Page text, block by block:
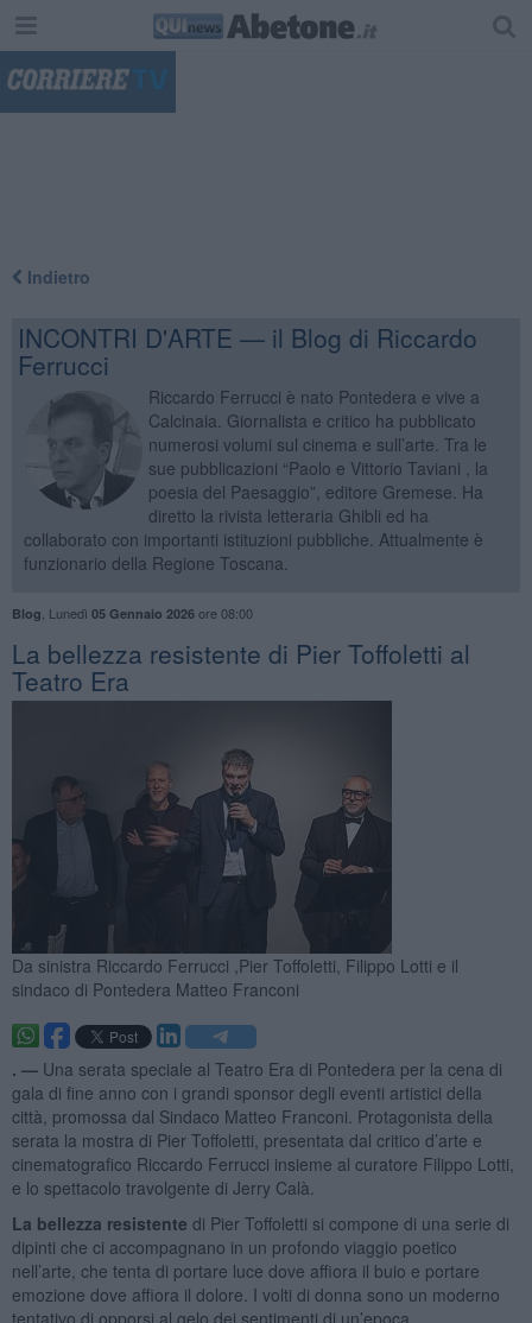
Indietro
INCONTRI D'ARTE — il Blog di Riccardo
Ferrucci
Riccardo Ferrucci è nato Pontedera e vive a
Calcinaia. Giornalista e critico ha pubblicato
numerosi volumi sul cinema e sull’arte. Tra le
sue pubblicazioni “Paolo e Vittorio Taviani , la
poesia del Paesaggio”, editore Gremese. Ha
diretto la rivista letteraria Ghibli ed ha
collaborato con importanti istituzioni pubbliche. Attualmente è
funzionario della Regione Toscana.
Blog Lunedì 05 Gennaio 2026ore 08:00
​La bellezza resistente di Pier Toffoletti al
Teatro Era
Da sinistra Riccardo Ferrucci ,Pier Toffoletti, Filippo Lotti e il
sindaco di Pontedera Matteo Franconi
. — Una serata speciale al Teatro Era di Pontedera per la cena di
gala di fine anno con i grandi sponsor degli eventi artistici della
città, promossa dal Sindaco Matteo Franconi. Protagonista della
serata la mostra di Pier Toffoletti, presentata dal critico d’arte e
cinematografico Riccardo Ferrucci insieme al curatore Filippo Lotti,
e lo spettacolo travolgente di Jerry Calà.
La bellezza resistente di Pier Toffoletti si compone di una serie di
dipinti che ci accompagnano in un profondo viaggio poetico
nell’arte, che tenta di portare luce dove affiora il buio e portare
emozione dove affiora il dolore. I volti di donna sono un moderno
tentativo di opporsi al gelo dei sentimenti di un’epoca